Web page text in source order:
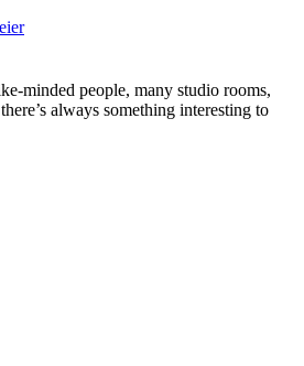
minded people, many studio rooms,
always something interesting to